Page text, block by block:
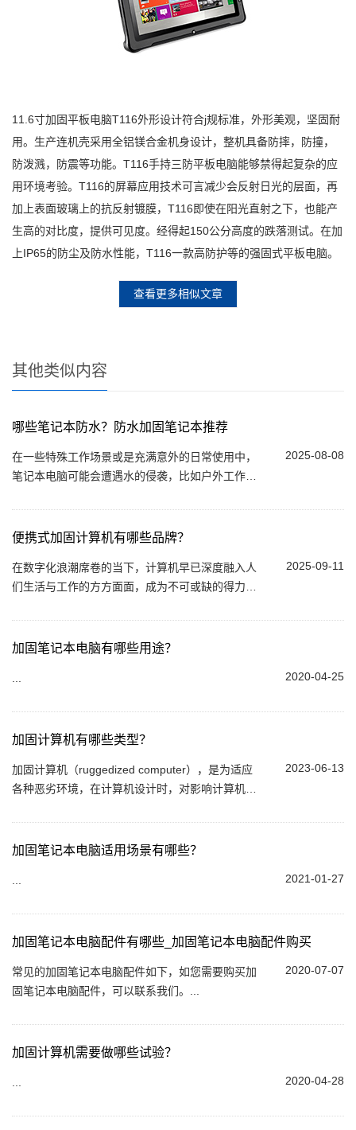
11.6寸加固平板电脑T116外形设计符合j规标准，外形美观，坚固耐
用。生产连机壳采用全铝镁合金机身设计，整机具备防摔，防撞，
防泼溅，防震等功能。T116手持三防平板电脑能够禁得起复杂的应
用环境考验。T116的屏幕应用技术可言减少会反射日光的层面，再
加上表面玻璃上的抗反射镀膜，T116即使在阳光直射之下，也能产
生高的对比度，提供可见度。经得起150公分高度的跌落测试。在加
上IP65的防尘及防水性能，T116一款高防护等的强固式平板电脑。
查看更多相似文章
其他类似内容
哪些笔记本防水？防水加固笔记本推荐
2025-08-08
在一些特殊工作场景或是充满意外的日常使用中，
笔记本电脑可能会遭遇水的侵袭，比如户外工作突
水功能的笔记本就能大显身手，保障设备安全...
便携式加固计算机有哪些品牌？
2025-09-11
在数字化浪潮席卷的当下，计算机早已深度融入人
们生活与工作的方方面面，成为不可或缺的得力助
境时，普通计算机便显得力不从心。此时，便...
加固笔记本电脑有哪些用途？
2020-04-25
加固计算机有哪些类型？
2023-06-13
加固计算机（ruggedized computer），是为适应
各种恶劣环境，在计算机设计时，对影响计算机性
结构等，采取相应保护措施的计算机，又称抗恶
劣...
加固笔记本电脑适用场景有哪些？
2021-01-27
加固笔记本电脑配件有哪些_加固笔记本电脑配件购买
2020-07-07
常见的加固笔记本电脑配件如下，如您需要购买加
固笔记本电脑配件，可以联系我们。...
加固计算机需要做哪些试验？
2020-04-28